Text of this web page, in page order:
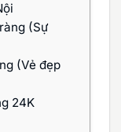
(Sự
(Vẻ đẹp
24K